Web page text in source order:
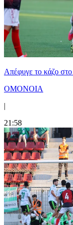
Απέφυγε το κάζο στο
ΟΜΟΝΟΙΑ
|
21:58